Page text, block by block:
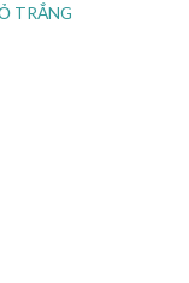
TRẮNG